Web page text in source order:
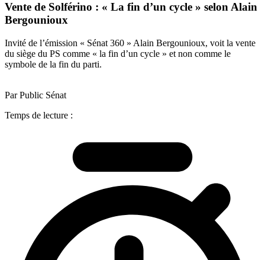
Vente de Solférino : « La fin d’un cycle » selon Alain
Bergounioux
Invité de l’émission « Sénat 360 » Alain Bergounioux, voit la vente
du siège du PS comme « la fin d’un cycle » et non comme le
symbole de la fin du parti.
Par Public Sénat
Temps de lecture :